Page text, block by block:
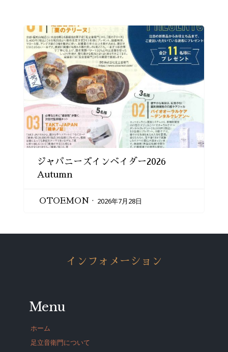
ジャパニーズインベイダー2026
Autumn
OTOEMON 2026年7月28日
インフォメーション
Menu
ホーム
足立音衛門について